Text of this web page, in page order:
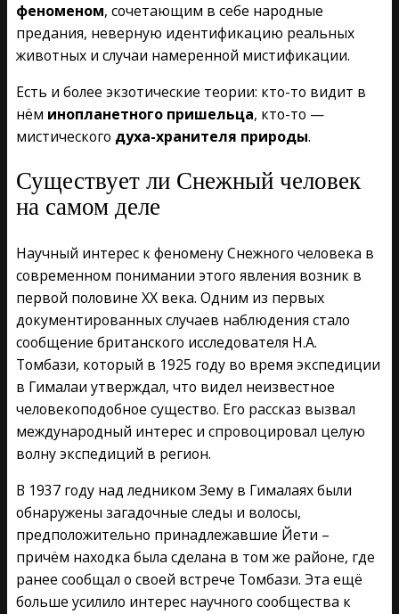
феноменом, сочетающим в себе народные
предания, неверную идентификацию реальных
животных и случаи намеренной мистификации.
Есть и более экзотические теории: кто-то видит в
нём инопланетного пришельца, кто-то —
мистического духа-хранителя природы.
Существует ли Снежный человек
на самом деле
Научный интерес к феномену Снежного человека в
современном понимании этого явления возник в
первой половине XX века. Одним из первых
документированных случаев наблюдения стало
сообщение британского исследователя Н.А.
Томбази, который в 1925 году во время экспедиции
в Гималаи утверждал, что видел неизвестное
человекоподобное существо. Его рассказ вызвал
международный интерес и спровоцировал целую
волну экспедиций в регион.
В 1937 году над ледником Зему в Гималаях были
обнаружены загадочные следы и волосы,
предположительно принадлежавшие Йети –
причём находка была сделана в том же районе, где
ранее сообщал о своей встрече Томбази. Эта ещё
больше усилило интерес научного сообщества к